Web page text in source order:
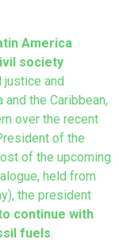
America
society
and
the Caribbean,
over the recent
of the
of the upcoming
held from
the president
continue with
fuels.